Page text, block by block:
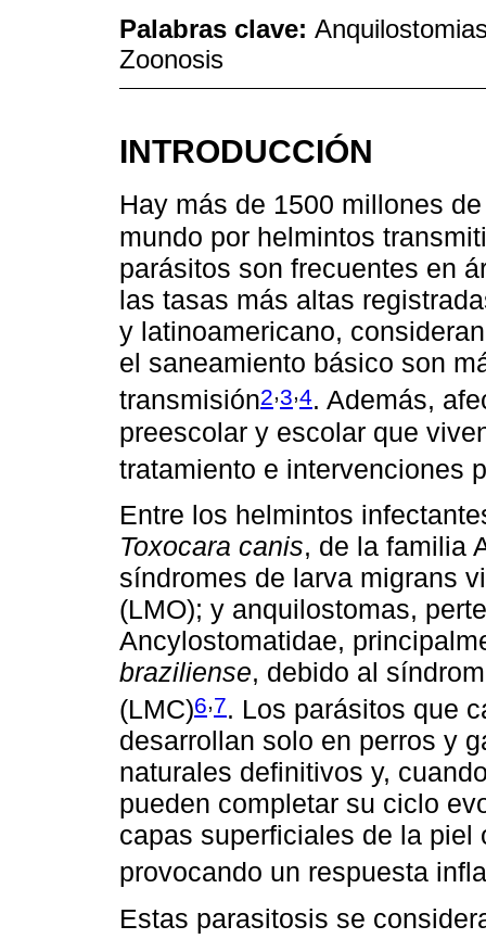
Palabras clave:
Zoonosis
INTRODUCCIÓN
Hay más de 1500 millones
mundo por helmintos
parásitos son frecuentes en
las tasas más altas
y latinoamericano,
el saneamiento básico son
transmisión2,3,4. Además,
preescolar y escolar que
tratamiento e intervenciones
Entre los helmintos
Toxocara canis, de la familia
síndromes de larva migrans
(LMO); y anquilostomas,
Ancylostomatidae,
braziliense, debido al
(LMC)6,7. Los parásitos que
desarrollan solo en perros y
naturales definitivos y,
pueden completar su ciclo
capas superficiales de la
provocando un respuesta
Estas parasitosis se